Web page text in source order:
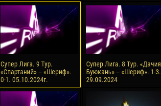
Супер Лига. 9 Тур.
«Спартаний» – «Шериф».
0-1. 05.10.2024г.
Супер Лига. 8 Тур. «Дачия
Буюкань» – «Шериф». 1-3.
29.09.2024